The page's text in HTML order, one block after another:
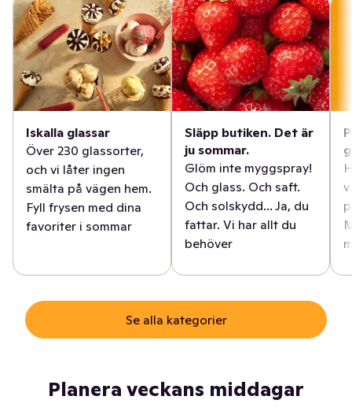
Iskalla glassar
Över 230 glassorter,
och vi låter ingen
smälta på vägen hem.
Fyll frysen med dina
favoriter i sommar
Släpp butiken. Det är
ju sommar.
Glöm inte myggspray!
Och glass. Och saft.
Och solskydd... Ja, du
fattar. Vi har allt du
behöver
Se alla kategorier
Planera veckans middagar